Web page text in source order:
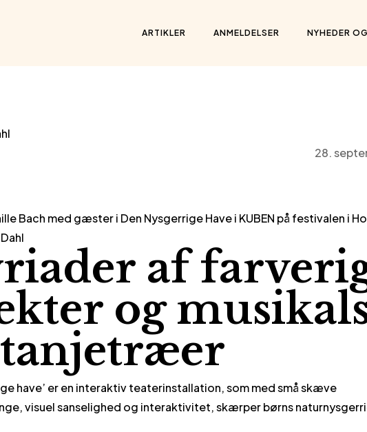
ARTIKLER ANMELDELSER NYHEDER
28.
Bach med gæster i Den Nysgerrige Have i KUBEN på festivalen i
af
og
have’ er en interaktiv teaterinstallation, som med små skæve
visuel sanselighed og interaktivitet, skærper børns